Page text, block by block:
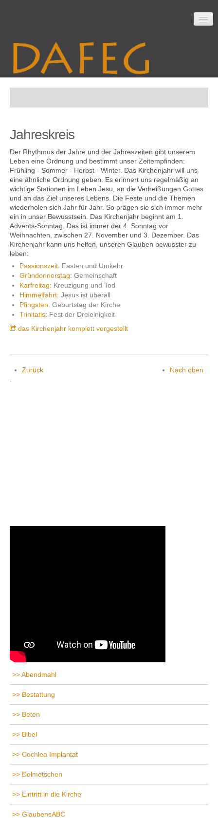
Mitarbeit
Material
Themen
Kontakt
Jahreskreis
Der Rhythmus der Jahre und der Jahreszeiten gibt unserem
Leben eine Ordnung und bestimmt unser Zeitempfinden:
Frühling - Sommer - Herbst - Winter. Das Kirchenjahr will uns
eine ähnliche Ordnung geben. Es erinnert uns regelmäßig an
wichtige Stationen im Leben Jesu, an die Verheißungen Gottes
und an das Ziel unseres Lebens. Die Feste und die Themen
wiederholen sich Jahr für Jahr. So prägen sie sich immer mehr
ein in unser Bewusstsein. Das Kirchenjahr beginnt am 1.
Advents-Sonntag. Das ist immer der 4. Sonntag vor
Weihnachten, zwischen 27. November und 3. Dezember. Das
Kirchenjahr kann uns helfen, unseren Glauben bewusster zu
leben:
Passionszeit: Fasten und Umkehr
Gründonnerstag: Gemeinschaft
Karfreitag: Kreuzigung und Tod
Himmelfahrt: Jesus ist überall
Pfingsten: Geburtstag der Kirche
Trinitatis: Fest der Dreieinigkeit
das Kirchenjahr komplett vorgestellt
Zurück
Nach oben
Abendmahl
Bestattung
Beten
Bibel
Cochlea Implantat
Dolmetschen
Eintritt in die Kirche
GlaubensABC